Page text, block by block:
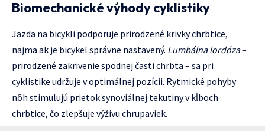
Biomechanické výhody cyklistiky
Jazda na bicykli podporuje prirodzené krivky chrbtice,
najmä ak je bicykel správne nastavený. Lumbálna lordóza–
prirodzené zakrivenie spodnej časti chrbta – sa pri
cyklistike udržuje v optimálnej pozícii. Rytmické pohyby
nôh stimulujú prietok synoviálnej tekutiny v kĺboch
chrbtice, čo zlepšuje výživu chrupaviek.